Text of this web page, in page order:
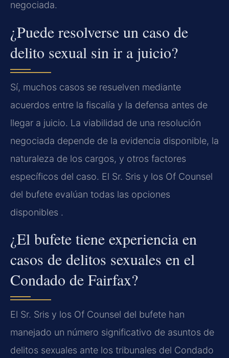
negociada.
¿Puede resolverse un caso de
delito sexual sin ir a juicio?
Sí, muchos casos se resuelven mediante
acuerdos entre la fiscalía y la defensa antes de
llegar a juicio. La viabilidad de una resolución
negociada depende de la evidencia disponible, la
naturaleza de los cargos, y otros factores
específicos del caso. El Sr. Sris y los Of Counsel
del bufete evalúan todas las opciones
disponibles .
¿El bufete tiene experiencia en
casos de delitos sexuales en el
Condado de Fairfax?
El Sr. Sris y los Of Counsel del bufete han
manejado un número significativo de asuntos de
delitos sexuales ante los tribunales del Condado